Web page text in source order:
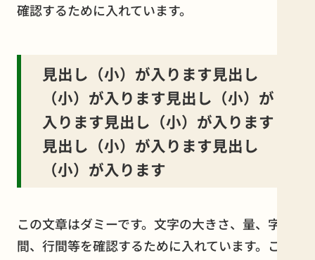
確認するために入れています。
見出し（小）が入ります見出し
（小）が入ります見出し（小）が
入ります見出し（小）が入ります
見出し（小）が入ります見出し
（小）が入ります
この文章はダミーです。文字の大きさ、量、字
間、行間等を確認するために入れています。この